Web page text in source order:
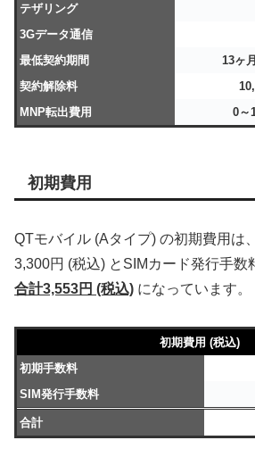
テザリング
3Gデータ通信
最低契約期間
13ヶ
契約解除料
MNP転出費用
0～
初期費用
QTモバイル (Aタイプ) の初期費用は
3,300円 (税込) とSIMカード発行手数
合計3,553円 (税込) になっています。
初期費用 (税込)
初期手数料
SIM発行手数料
合計